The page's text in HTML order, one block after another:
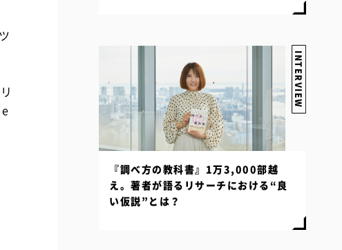
INTERVIEW
『調べ方の教科書』1万3,000部越
え。著者が語るリサーチにおける“良
い仮説”とは？